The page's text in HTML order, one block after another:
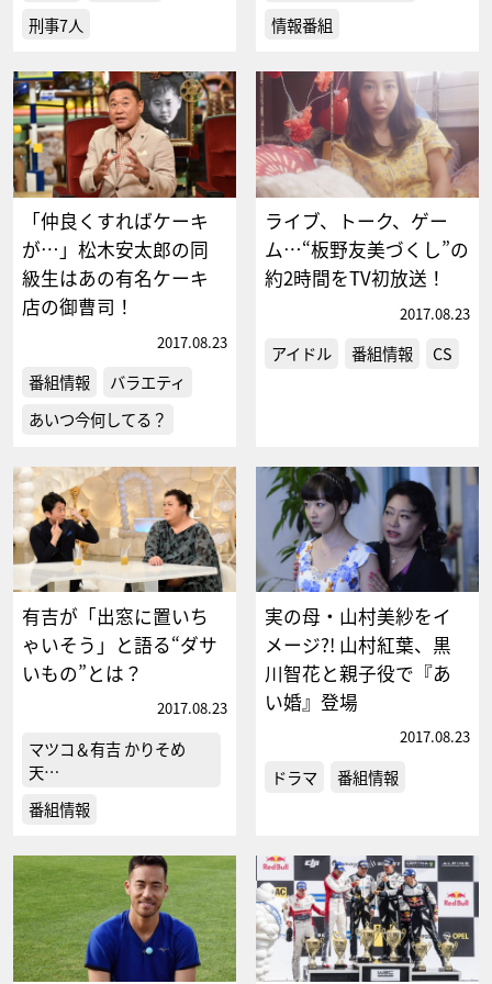
刑事7人
情報番組
「仲良くすればケーキ
が…」松木安太郎の同
級生はあの有名ケーキ
店の御曹司！
2017.08.23
番組情報
バラエティ
あいつ今何してる？
ライブ、トーク、ゲー
ム…“板野友美づくし”の
約2時間をTV初放送！
2017.08.23
アイドル 番組情報 CS
有吉が「出窓に置いち
ゃいそう」と語る“ダサ
いもの”とは？
2017.08.23
マツコ＆有吉 かりそめ
天…
番組情報
実の母・山村美紗をイ
メージ?! 山村紅葉、黒
川智花と親子役で『あ
い婚』登場
2017.08.23
ドラマ 番組情報